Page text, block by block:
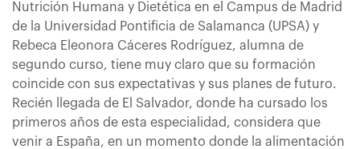
Nutrición Humana y Dietética en el Campus de Madrid
de la Universidad Pontificia de Salamanca (UPSA) y
Rebeca Eleonora Cáceres Rodríguez, alumna de
segundo curso, tiene muy claro que su formación
coincide con sus expectativas y sus planes de futuro.
Recién llegada de El Salvador, donde ha cursado los
primeros años de esta especialidad, considera que
venir a España, en un momento donde la alimentación